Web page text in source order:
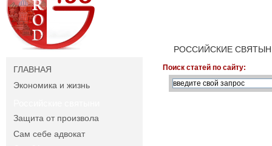
ГЛАВНАЯ
Экономика и жизнь
Защита от произвола
Сам себе адвокат
РОССИЙСКИЕ
Поиск статей по сайту: